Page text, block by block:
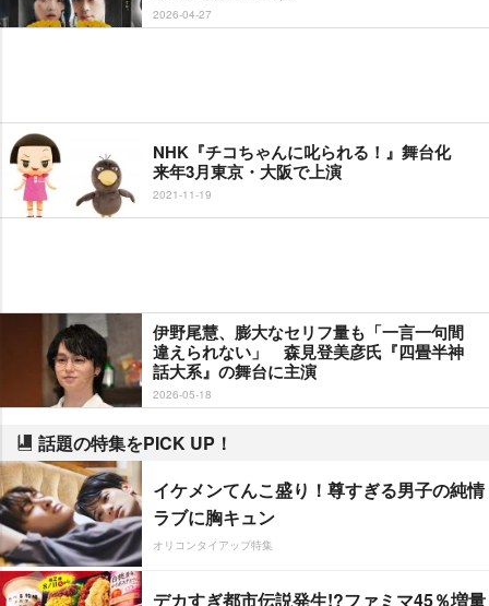
2026-04-27
NHK『チコちゃんに叱られる！』舞台化
来年3月東京・大阪で上演
2021-11-19
伊野尾慧、膨大なセリフ量も「一言一句間
違えられない」 森見登美彦氏『四畳半神
話大系』の舞台に主演
2026-05-18
話題の特集をPICK UP！
イケメンてんこ盛り！尊すぎる男子の純情
ラブに胸キュン
オリコンタイアップ特集
デカすぎ都市伝説発生!?ファミマ45％増量